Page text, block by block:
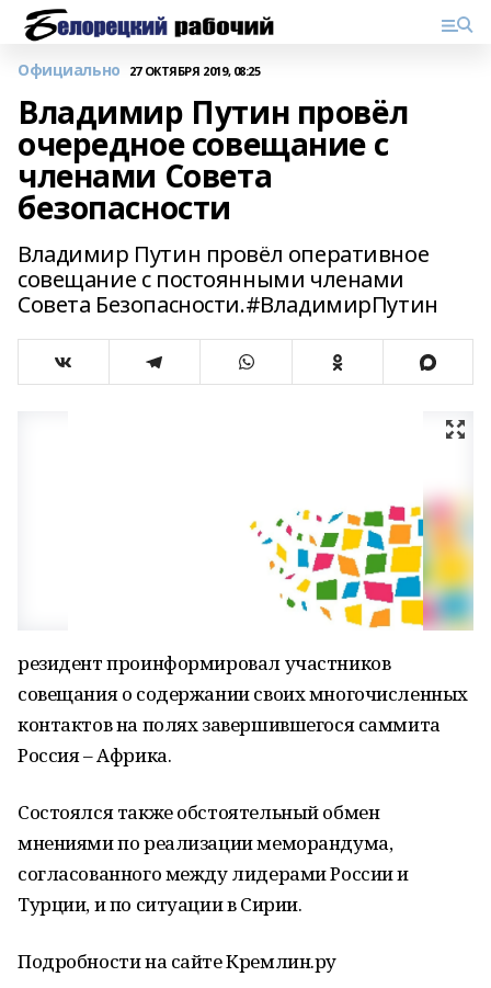
Официально 27 ОКТЯБРЯ 2019, 08:25
Владимир Путин провёл
очередное совещание с
членами Совета
безопасности
Владимир Путин провёл оперативное
совещание с постоянными членами
Совета Безопасности.#ВладимирПутин
резидент проинформировал участников
совещания о содержании своих многочисленных
контактов на полях завершившегося саммита
Россия – Африка.
Состоялся также обстоятельный обмен
мнениями по реализации меморандума,
согласованного между лидерами России и
Турции, и по ситуации в Сирии.
Подробности на сайте Кремлин.ру